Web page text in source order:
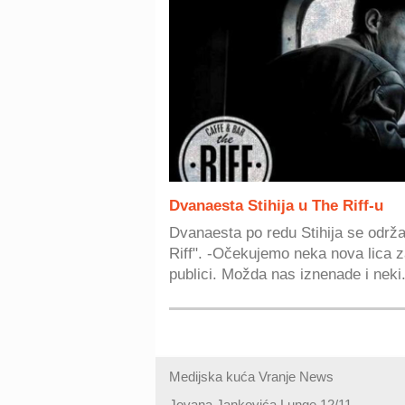
Dvanaesta Stihija u The Riff-u
Dvanaesta po redu Stihija se
Riff". -Očekujemo neka nova lica
publici. Možda nas iznenade i
Medijska kuća Vranje News